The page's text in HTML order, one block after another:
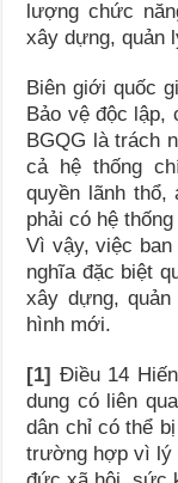
lượng chức
xây dựng, quản
Biên giới quốc
Bảo vệ độc lập,
BGQG là trách
cả hệ thống
quyền lãnh thổ,
phải có hệ
Vì vậy, việc ban
nghĩa đặc biệt
xây dựng,
hình mới.
[1] Điều 14
dung có liên
dân chỉ có thể
trường hợp vì lý